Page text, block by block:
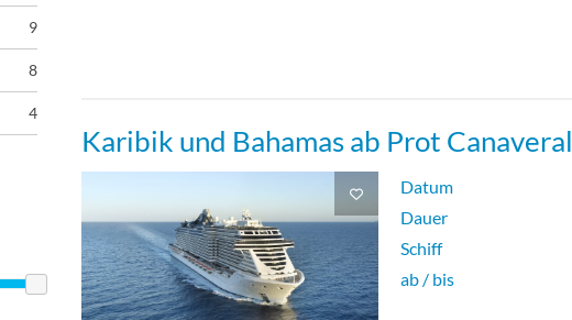
9
8
4
Karibik und Bahamas ab Prot Canaveral
Datum
Dauer
Schiff
ab / bis